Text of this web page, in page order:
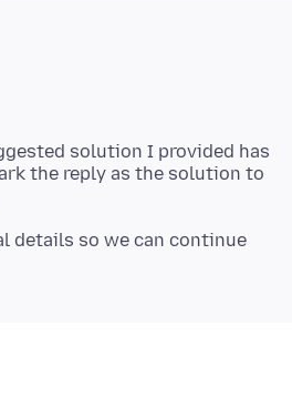
solution I provided has
the reply as the solution to
details so we can continue